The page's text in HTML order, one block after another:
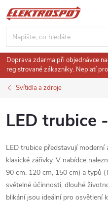
Přejít
na
obsah
Doprava zdarma při objednávce
registrované zákazníky. Neplatí
Svítidla a zdroje
LED trubice
LED trubice představují
klasické zářivky. V nabídce
90 cm, 120 cm, 150 cm) a typů
světelné účinnosti, dlouhé
blikání jsou ideální pro osvětlení